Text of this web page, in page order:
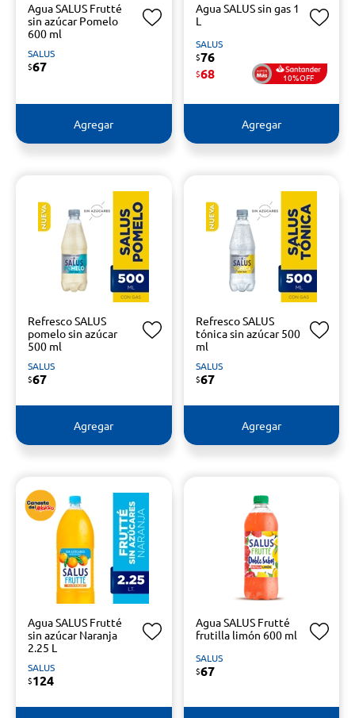
Agua SALUS Frutté
sin azúcar Pomelo
600 ml
SALUS
$67
Agregar
Agua SALUS sin gas 1
L
SALUS
$76
$68 10%OFF
Agregar
Refresco SALUS
pomelo sin azúcar
500 ml
SALUS
$67
Agregar
Refresco SALUS
tónica sin azúcar 500
ml
SALUS
$67
Agregar
Agua SALUS Frutté
sin azúcar Naranja
2.25 L
SALUS
$124
Agua SALUS Frutté
frutilla limón 600 ml
SALUS
$67